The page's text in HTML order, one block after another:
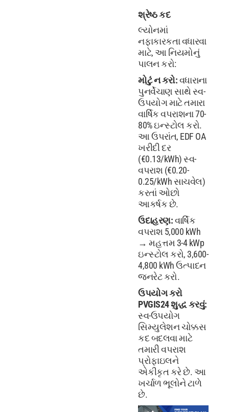
શ્રેષ્ઠ કદ
લ્યોનમાં
નફાકારકતા વધારવા
માટે, આ નિયમોનું
પાલન કરો:
મોટું ન કરો:વધારાના
પુનર્વેચાણ સાથે સ્વ-
ઉપયોગ માટે તમારા
વાર્ષિક વપરાશના 70-
80% ઇન્સ્ટોલ કરો.
આ ઉપરાંત, EDF OA
ખરીદી દર
(€0.13/kWh) સ્વ-
વપરાશ (€0.20-
0.25/kWh સાચવેલ)
કરતાં ઓછો
આકર્ષક છે.
ઉદાહરણ:વાર્ષિક
વપરાશ 5,000 kWh
→ મહત્તમ 3-4 kWp
ઇન્સ્ટોલ કરો, 3,600-
4,800 kWh ઉત્પાદન
જનરેટ કરો.
ઉપયોગ કરો
PVGIS24 શુદ્ધ કરવું:
સ્વ-ઉપયોગ
સિમ્યુલેશન ચોક્કસ
કદ બદલવા માટે
તમારી વપરાશ
પ્રોફાઇલને
એકીકૃત કરે છે. આ
ખર્ચાળ ભૂલોને ટાળે
છે.